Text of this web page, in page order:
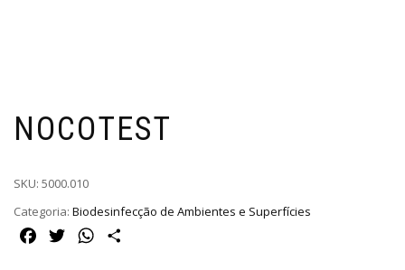
NOCOTEST
SKU: 5000.010
Categoria: Biodesinfecção de Ambientes e Superfícies
FacebookTwitterWhatsApp